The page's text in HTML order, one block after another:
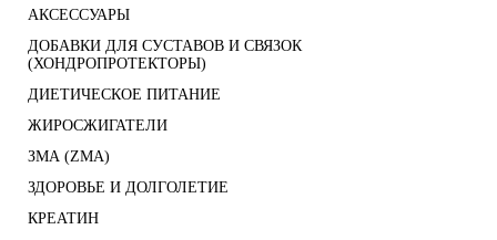
АКСЕССУАРЫ
ДОБАВКИ ДЛЯ СУСТАВОВ И СВЯЗОК
(ХОНДРОПРОТЕКТОРЫ)
ДИЕТИЧЕСКОЕ ПИТАНИЕ
ЖИРОСЖИГАТЕЛИ
ЗМА (ZMA)
ЗДОРОВЬЕ И ДОЛГОЛЕТИЕ
КРЕАТИН